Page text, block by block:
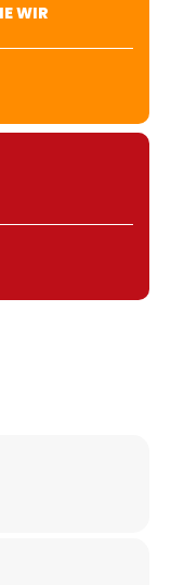
WIR